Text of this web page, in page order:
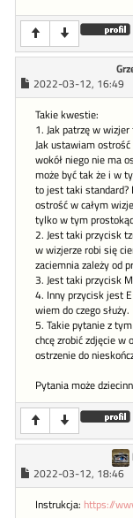
2022-03-12, 16:49
Takie kwestie:
1. Jak patrzę w
Jak ustawiam
wokół niego nie ma
może być tak że i w
to jest taki standard?
ostrość w całym
tylko w tym
2. Jest taki przycisk
w wizjerze robi się
zaciemnia zależy od
3. Jest taki przycisk
4. Inny przycisk jest
wiem do czego służy.
5. Takie pytanie z
chcę zrobić zdjęcie
ostrzenie do
Pytania może
2022-03-12, 18:46
Instrukcja: https://